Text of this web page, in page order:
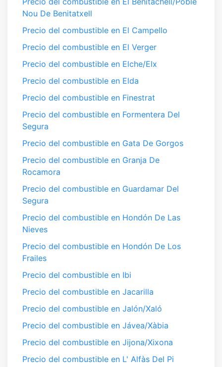
Nou De Benitatxell
Precio del combustible en El Campello
Precio del combustible en El Verger
Precio del combustible en Elche/Elx
Precio del combustible en Elda
Precio del combustible en Finestrat
Precio del combustible en Formentera Del
Segura
Precio del combustible en Gata De Gorgos
Precio del combustible en Granja De
Rocamora
Precio del combustible en Guardamar Del
Segura
Precio del combustible en Hondón De Las
Nieves
Precio del combustible en Hondón De Los
Frailes
Precio del combustible en Ibi
Precio del combustible en Jacarilla
Precio del combustible en Jalón/Xaló
Precio del combustible en Jávea/Xàbia
Precio del combustible en Jijona/Xixona
Precio del combustible en L' Alfàs Del Pi